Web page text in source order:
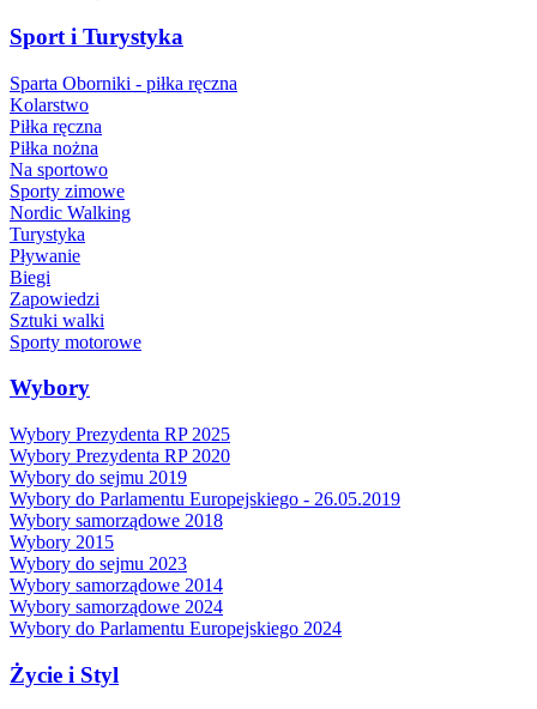
Sport i Turystyka
Sparta Oborniki - piłka ręczna
Kolarstwo
Piłka ręczna
Piłka nożna
Na sportowo
Sporty zimowe
Nordic Walking
Turystyka
Pływanie
Biegi
Zapowiedzi
Sztuki walki
Sporty motorowe
Wybory
Wybory Prezydenta RP 2025
Wybory Prezydenta RP 2020
Wybory do sejmu 2019
Wybory do Parlamentu Europejskiego - 26.05.2019
Wybory samorządowe 2018
Wybory 2015
Wybory do sejmu 2023
Wybory samorządowe 2014
Wybory samorządowe 2024
Wybory do Parlamentu Europejskiego 2024
Życie i Styl